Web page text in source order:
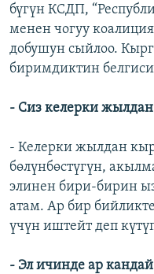
бүгүн КСДП,
менен чогуу
добушун сыйлоо.
биримдиктин
- Сиз келерки жылдан
- Келерки жылдан
бөлүнбөстүгүн,
элинен бири-бирин
атам. Ар бир
үчүн иштейт деп
- Эл ичинде ар